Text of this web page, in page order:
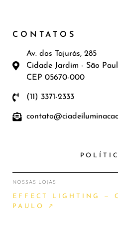
CONTATOS
Av. dos Tajurás, 285
Cidade Jardim - São
CEP 05670-000
(11) 3371-2333
NOSSAS LOJAS
EFFECT LIGHTING —
PAULO ↗